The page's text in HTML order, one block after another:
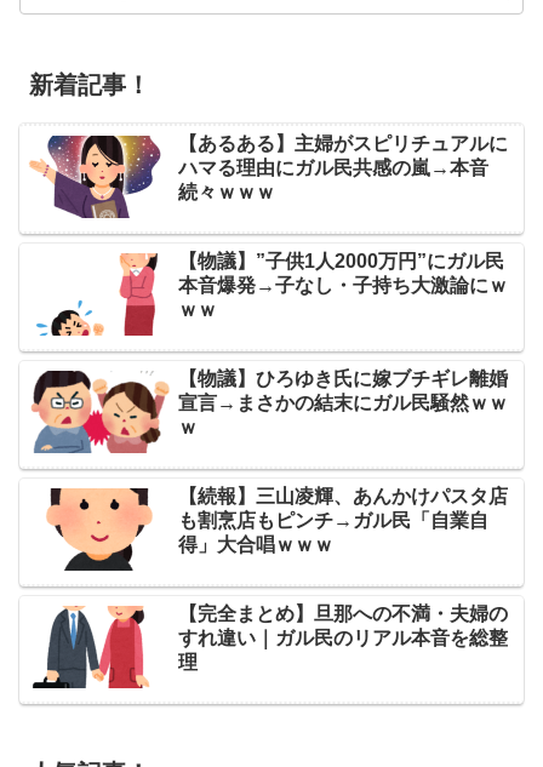
新着記事！
【あるある】主婦がスピリチュアルに
ハマる理由にガル民共感の嵐→本音
続々ｗｗｗ
【物議】”子供1人2000万円”にガル民
本音爆発→子なし・子持ち大激論にｗ
ｗｗ
【物議】ひろゆき氏に嫁ブチギレ離婚
宣言→まさかの結末にガル民騒然ｗｗ
ｗ
【続報】三山凌輝、あんかけパスタ店
も割烹店もピンチ→ガル民「自業自
得」大合唱ｗｗｗ
【完全まとめ】旦那への不満・夫婦の
すれ違い｜ガル民のリアル本音を総整
理